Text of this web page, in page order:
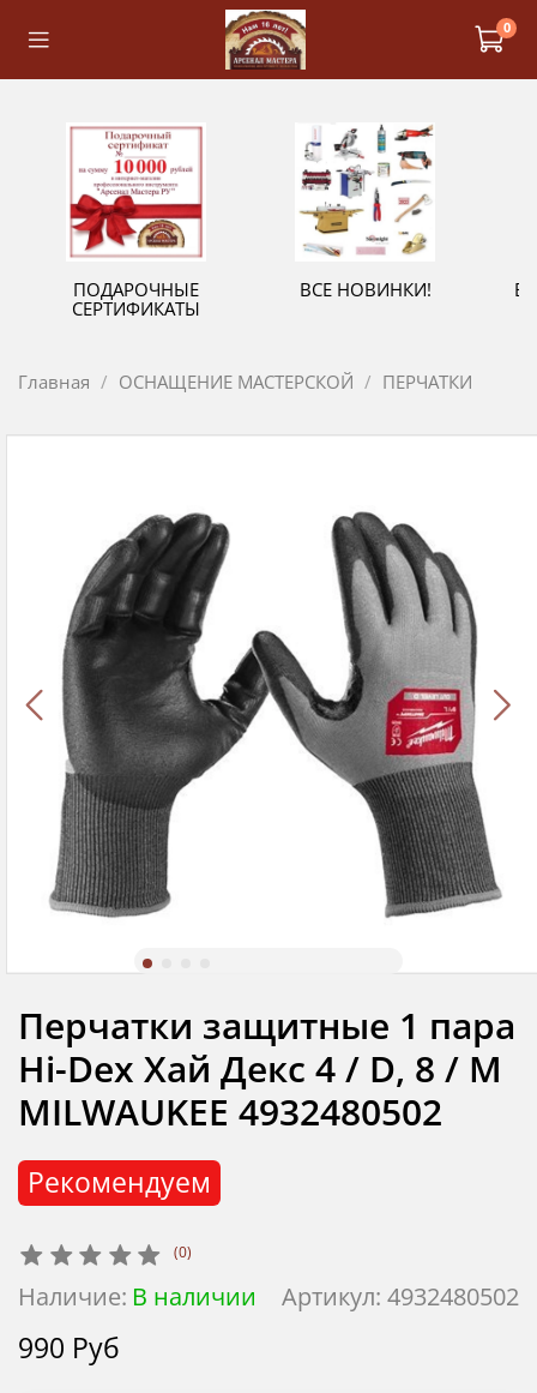
0
ПОДАРОЧНЫЕ
СЕРТИФИКАТЫ
ВСЕ НОВИНКИ!
Главная ОСНАЩЕНИЕ МАСТЕРСКОЙ ПЕРЧАТКИ
(0)
Артикул: 4932480502
Наличие: В наличии
Рекомендуем
Перчатки защитные 1 пара
Hi-Dex Хай Декс 4 / D, 8 / M
MILWAUKEE 4932480502
990 Руб